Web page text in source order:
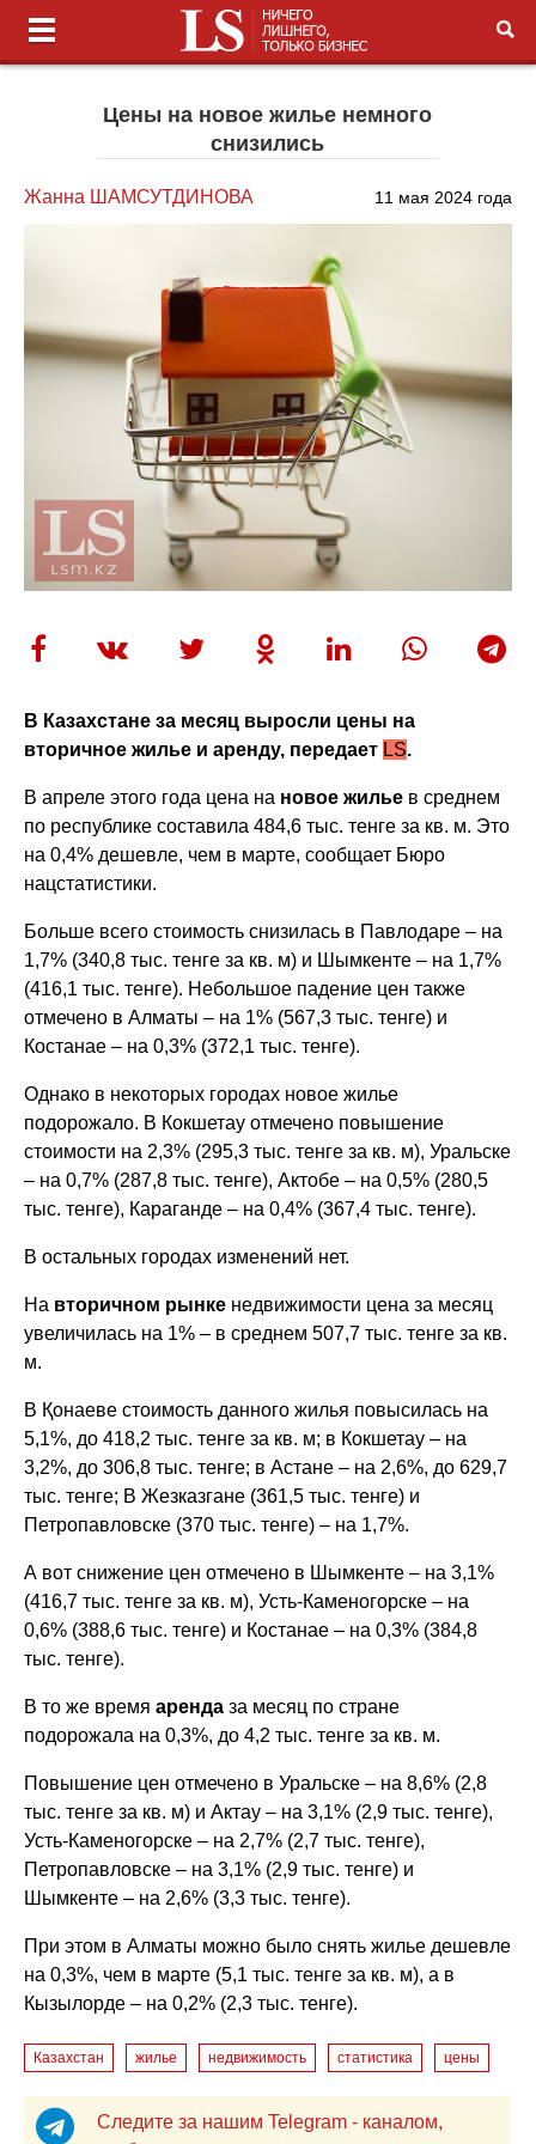
Цены на новое жилье немного
снизились
Жанна ШАМСУТДИНОВА 11 мая 2024 года
В Казахстане за месяц выросли цены на
вторичное жилье и аренду, передает LS.
В апреле этого года цена на новое жилье в среднем
по республике составила 484,6 тыс. тенге за кв. м. Это
на 0,4% дешевле, чем в марте, сообщает Бюро
нацстатистики.
Больше всего стоимость снизилась в Павлодаре – на
1,7% (340,8 тыс. тенге за кв. м) и Шымкенте – на 1,7%
(416,1 тыс. тенге). Небольшое падение цен также
отмечено в Алматы – на 1% (567,3 тыс. тенге) и
Костанае – на 0,3% (372,1 тыс. тенге).
Однако в некоторых городах новое жилье
подорожало. В Кокшетау отмечено повышение
стоимости на 2,3% (295,3 тыс. тенге за кв. м), Уральске
– на 0,7% (287,8 тыс. тенге), Актобе – на 0,5% (280,5
тыс. тенге), Караганде – на 0,4% (367,4 тыс. тенге).
В остальных городах изменений нет.
На вторичном рынке недвижимости цена за месяц
увеличилась на 1% – в среднем 507,7 тыс. тенге за кв.
м.
В Қонаеве стоимость данного жилья повысилась на
5,1%, до 418,2 тыс. тенге за кв. м; в Кокшетау – на
3,2%, до 306,8 тыс. тенге; в Астане – на 2,6%, до 629,7
тыс. тенге; В Жезказгане (361,5 тыс. тенге) и
Петропавловске (370 тыс. тенге) – на 1,7%.
А вот снижение цен отмечено в Шымкенте – на 3,1%
(416,7 тыс. тенге за кв. м), Усть-Каменогорске – на
0,6% (388,6 тыс. тенге) и Костанае – на 0,3% (384,8
тыс. тенге).
В то же времяаренда за месяц по стране
подорожала на 0,3%, до 4,2 тыс. тенге за кв. м.
Повышение цен отмечено в Уральске – на 8,6% (2,8
тыс. тенге за кв. м) и Актау – на 3,1% (2,9 тыс. тенге),
Усть-Каменогорске – на 2,7% (2,7 тыс. тенге),
Петропавловске – на 3,1% (2,9 тыс. тенге) и
Шымкенте – на 2,6% (3,3 тыс. тенге).
При этом в Алматы можно было снять жилье дешевле
на 0,3%, чем в марте (5,1 тыс. тенге за кв. м), а в
Кызылорде – на 0,2% (2,3 тыс. тенге).
Казахстан жилье недвижимость статистика цены
Следите за нашим Telegram - каналом,